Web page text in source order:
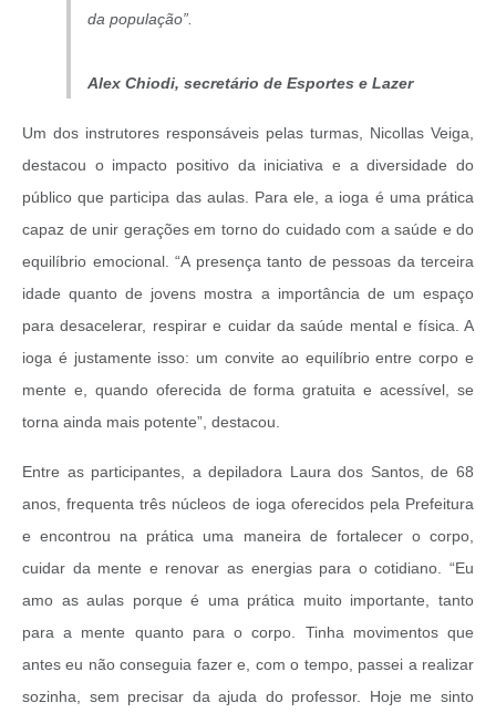
da população”.
Alex Chiodi, secretário de Esportes e Lazer
Um dos instrutores responsáveis pelas turmas, Nicollas Veiga,
destacou o impacto positivo da iniciativa e a diversidade do
público que participa das aulas. Para ele, a ioga é uma prática
capaz de unir gerações em torno do cuidado com a saúde e do
equilíbrio emocional. “A presença tanto de pessoas da terceira
idade quanto de jovens mostra a importância de um espaço
para desacelerar, respirar e cuidar da saúde mental e física. A
ioga é justamente isso: um convite ao equilíbrio entre corpo e
mente e, quando oferecida de forma gratuita e acessível, se
torna ainda mais potente”, destacou.
Entre as participantes, a depiladora Laura dos Santos, de 68
anos, frequenta três núcleos de ioga oferecidos pela Prefeitura
e encontrou na prática uma maneira de fortalecer o corpo,
cuidar da mente e renovar as energias para o cotidiano. “Eu
amo as aulas porque é uma prática muito importante, tanto
para a mente quanto para o corpo. Tinha movimentos que
antes eu não conseguia fazer e, com o tempo, passei a realizar
sozinha, sem precisar da ajuda do professor. Hoje me sinto